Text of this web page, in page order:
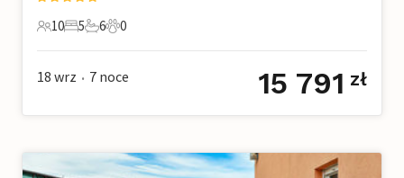
10 Goście
10
5 Sypialnie
5
6 Łazienki
6
0 Zwierzęta domowe
0
18 wrz • 7 noce 15 791 zł